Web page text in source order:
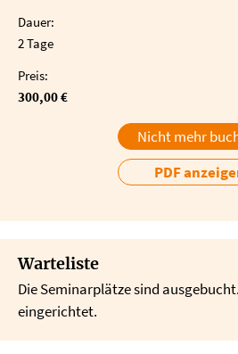
Dauer:
2 Tage
Preis:
300,00 €
Nicht mehr
PDF
Warteliste
Die Seminarplätze sind
eingerichtet.